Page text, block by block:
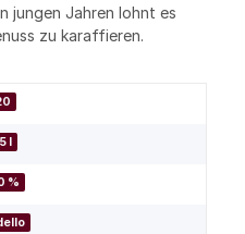
jungen Jahren lohnt es
zu karaffieren.
l
%